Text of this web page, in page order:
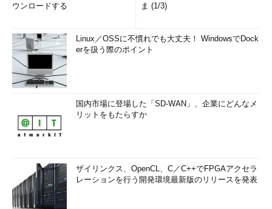
ス値が、Windows 7の［システム］プロパティ画面のように
表示される。画面を見ると、このPCではグラフィックスの
能力が若干低いので、性能を上げるのであれば、グラフィッ
クスカードを性能の高いものに変更するのがよさそうだ。
ウンロードする
ま (1/3)
Linux／OSSに不慣れでも大丈夫！ WindowsでDock
erを扱う際のポイント
国内市場に登場した「SD-WAN」、企業にどんなメ
リットをもたらすか
ザイリンクス、OpenCL、C／C++でFPGAアクセラ
レーションを行う開発環境最新版のリリースを発表